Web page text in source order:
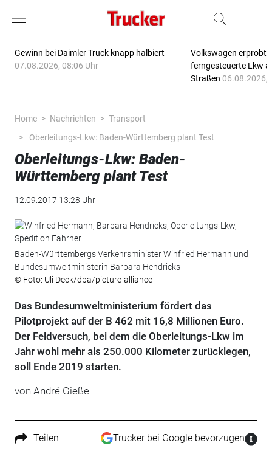
Gewinn bei Daimler Truck knapp halbiert
07.08.2026, 08:06 Uhr
Volkswagen erprobt
ferngesteuerte Lkw
Straßen 06.08.2026,
Home Nachrichten
Transport
Oberleitungs-Lkw: Baden-Württemberg plant Test
Oberleitungs-Lkw: Baden-
Württemberg plant Test
12.09.2017 13:28 Uhr
Baden-Württembergs Verkehrsminister Winfried Hermann und
Bundesumweltministerin Barbara Hendricks
© Foto: Uli Deck/dpa/picture-alliance
Das Bundesumweltministerium fördert das
Pilotprojekt auf der B 462 mit 16,8 Millionen Euro.
Der Feldversuch, bei dem die Oberleitungs-Lkw im
Jahr wohl mehr als 250.000 Kilometer zurücklegen,
soll Ende 2019 starten.
von André Gieße
Teilen Trucker bei Google bevorzugen